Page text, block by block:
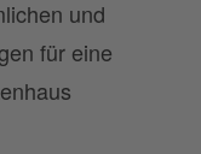
und
für eine